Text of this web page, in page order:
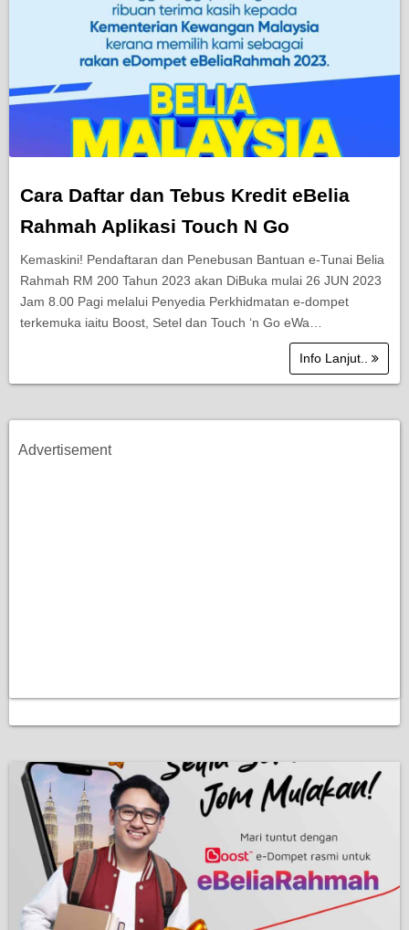
Cara Daftar dan Tebus Kredit eBelia
Rahmah Aplikasi Touch N Go
Kemaskini! Pendaftaran dan Penebusan Bantuan e-Tunai Belia
Rahmah RM 200 Tahun 2023 akan DiBuka mulai 26 JUN 2023
Jam 8.00 Pagi melalui Penyedia Perkhidmatan e-dompet
terkemuka iaitu Boost, Setel dan Touch ‘n Go eWa…
Info Lanjut..
Advertisement